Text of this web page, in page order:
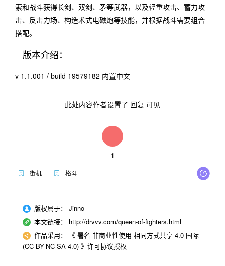
索和战斗获得长剑、双剑、矛等武器，以及轻重攻击、蓄力攻
击、反击力场、构造术式电磁炮等技能，并根据战斗需要组合
搭配。
版本介绍：
v 1.1.001 / build 19579182 内置中文
此处内容作者设置了 回复 可见
1
街机 格斗
版权属于：
Jinno
本文链接：
http://drvvv.com/queen-of-fighters.html
作品采用：
《 署名-非商业性使用-相同方式共享 4.0 国际
(CC BY-NC-SA 4.0) 》许可协议授权